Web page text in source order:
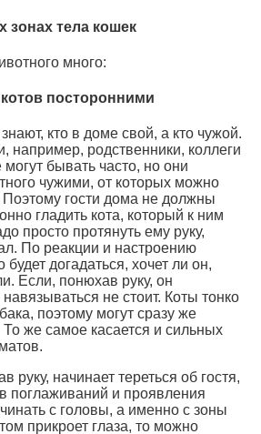
зонах тела кошек
много:
посторонними
кто в доме свой, а кто чужой.
например, родственники, коллеги
бывать часто, но они
чужими, от которых можно
Поэтому гости дома не должны
гладить кота, который к ним
просто протянуть ему руку,
По реакции и настроению
будет догадаться, хочет ли он,
Если, понюхав руку, он
не стоит. Коты тонко
поэтому могут сразу же
То же самое касается и сильных
руку, начинает тереться об гостя,
поглаживаний и проявления
с головы, а именно с зоны
прикроет глаза, то можно